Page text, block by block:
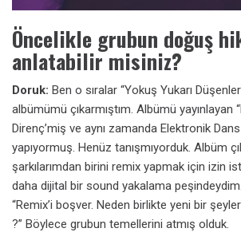
Öncelikle grubun doğuş
anlatabilir misiniz?
Doruk: Ben o sıralar “Yokuş Yukarı
albümümü çıkarmıştım. Albümü yayınlayan
Direnç’miş ve aynı zamanda Elektronik
yapıyormuş. Henüz tanışmıyorduk. Albüm
şarkılarımdan birini remix yapmak için izin
daha dijital bir sound yakalama
“Remix’i boşver. Neden birlikte yeni bir
?” Böylece grubun temellerini atmış olduk.